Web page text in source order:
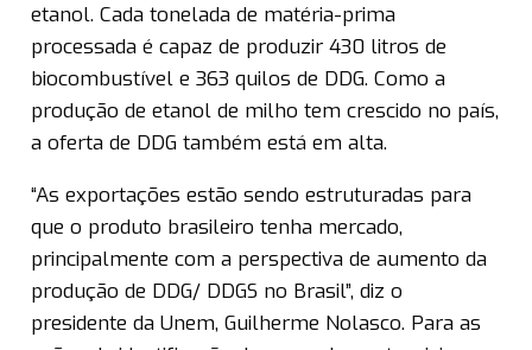
etanol. Cada tonelada de matéria-prima
processada é capaz de produzir 430 litros de
biocombustível e 363 quilos de DDG. Como a
produção de etanol de milho tem crescido no país,
a oferta de DDG também está em alta.
“As exportações estão sendo estruturadas para
que o produto brasileiro tenha mercado,
principalmente com a perspectiva de aumento da
produção de DDG/ DDGS no Brasil”, diz o
presidente da Unem, Guilherme Nolasco. Para as